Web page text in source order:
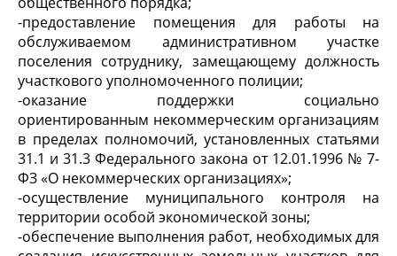
-предоставление помещения для работы на
обслуживаемом административном участке
поселения сотруднику, замещающему должность
участкового уполномоченного полиции;
-оказание поддержки социально
ориентированным некоммерческим организациям
в пределах полномочий, установленных статьями
31.1 и 31.3 Федерального закона от 12.01.1996 № 7-
ФЗ «О некоммерческих организациях»;
-осуществление муниципального контроля на
территории особой экономической зоны;
-обеспечение выполнения работ, необходимых для